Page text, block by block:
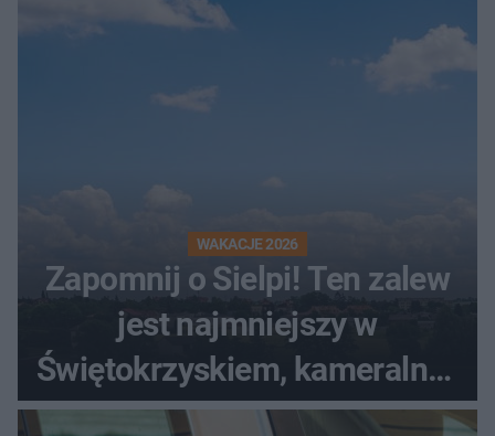
WAKACJE 2026
Zapomnij o Sielpi! Ten zalew
jest najmniejszy w
Świętokrzyskiem, kameralny i
bez tłumów